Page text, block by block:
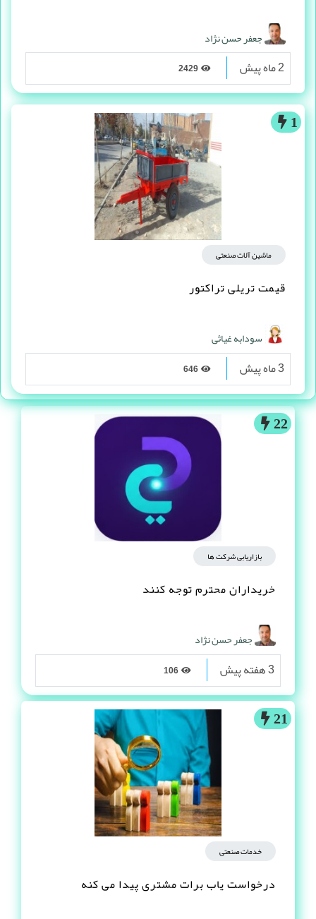
22
بازاریابی شرکت ها
خریداران محترم توجه کنند
جعفر حسن نژاد
3 هفته پیش
21
خدمات صنعتی
درخواست یاب برات مشتری پیدا می کنه
جعفر حسن نژاد
2 ماه پیش
1
ماشین آلات صنعتی
قیمت تریلی تراکتور
سودابه غیاثی
3 ماه پیش